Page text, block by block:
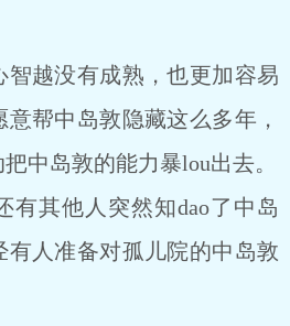
智越没有成熟，也更加容易
帮中岛敦隐藏这么多年，
中岛敦的能力暴lou出去。
有其他人突然知dao了中岛
有人准备对孤儿院的中岛敦